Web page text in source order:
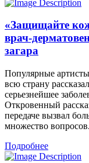
«Защищайте
врач-
загара
Популярные
всю страну
серьезнейшее
Откровенный
передаче вызвал
множество вопросов.
Подробнее